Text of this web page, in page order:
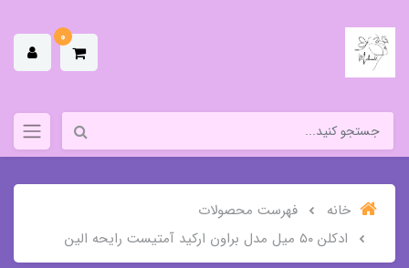
0
خانه
فهرست محصولات
ادکلن ۵۰ میل مدل براون ارکید آمتیست رایحه الین